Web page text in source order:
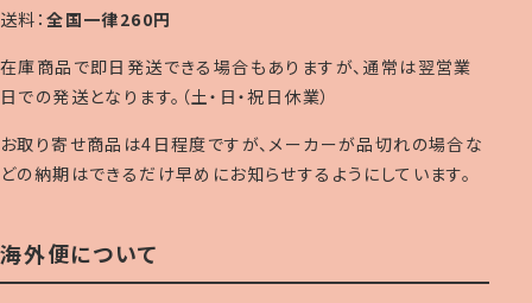
送料：全国一律260円
在庫商品で即日発送できる場合もありますが、通常は翌営業
日での発送となります。（土・日・祝日休業）
お取り寄せ商品は4日程度ですが、メーカーが品切れの場合な
どの納期はできるだけ早めにお知らせするようにしています。
海外便について